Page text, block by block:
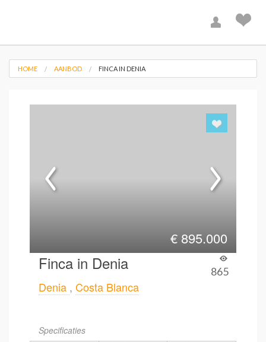
HOME AANBOD FINCA IN DENIA
€ 895.000
Finca in Denia 865
Denia , Costa Blanca
Specificaties